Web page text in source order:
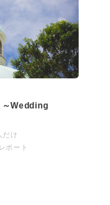
Wedding
だけ
ポート